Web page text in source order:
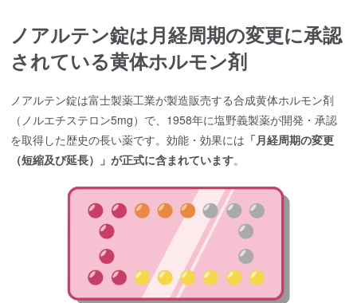
ノアルテン錠は月経周期の変更に承認
されている黄体ホルモン剤
ノアルテン錠は富士製薬工業が製造販売する合成黄体ホルモン剤
（ノルエチステロン5mg）で、1958年に塩野義製薬が開発・承認
を取得した歴史の長い薬です。効能・効果には 「月経周期の変更
（短縮及び延長）」が正式に含まれています。